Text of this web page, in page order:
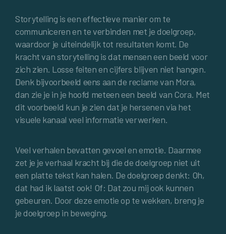
Storytelling is een effectieve manier om te
communiceren en te verbinden met je doelgroep,
waardoor je uiteindelijk tot resultaten komt. De
kracht van storytelling is dat mensen een beeld voor
zich zien. Losse feiten en cijfers blijven niet hangen.
Denk bijvoorbeeld eens aan de reclame van Mora,
dan zie je in je hoofd meteen een beeld van Cora. Met
dit voorbeeld kun je zien dat je hersenen via het
visuele kanaal veel informatie verwerken.
Veel verhalen bevatten gevoel en emotie. Daarmee
zet je je verhaal kracht bij die de doelgroep niet uit
een platte tekst kan halen. De doelgroep denkt: Oh,
dat had ik laatst ook! Of: Dat zou mij ook kunnen
gebeuren. Door deze emotie op te wekken, breng je
je doelgroep in beweging.